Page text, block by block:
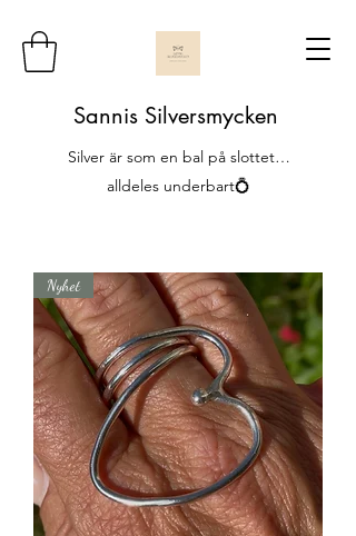
Sannis Silversmycken
Silver är som en bal på slottet…
alldeles underbart💍
Nyhet